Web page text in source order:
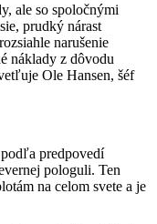
ale so spoločnými
prudký nárast
narušenie
náklady z dôvodu
Ole Hansen, šéf
predpovedí
pologuli. Ten
na celom svete a je